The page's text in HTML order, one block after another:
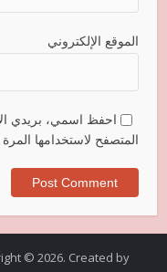
الموقع الإلكتروني
احفظ اسمي، بريدي
المتصفح لاستخدامها
© 2026. Created by